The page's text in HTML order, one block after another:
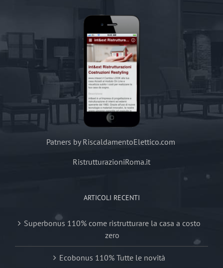
Patners by RiscaldamentoElettico.com
RistrutturazioniRoma.it
ARTICOLI RECENTI
Superbonus 110% come ristrutturare la casa a costo
zero
Ecobonus 110% Tutte le novità